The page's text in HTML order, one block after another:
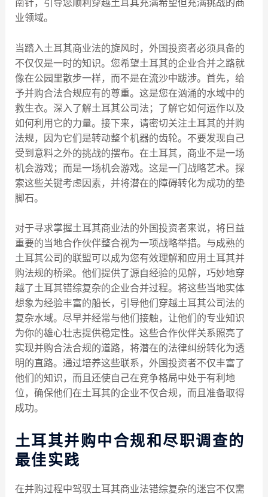
南针，引导您顺利穿越土耳其充满希望但充满挑战的商
业领域。
当踏入土耳其商业法的旋风时，外国投资者必须具备的
不仅仅是一时的知识。您希望土耳其的企业合并之路就
像在公园里散步一样，而不是在流沙中跋涉。首先，给
予并购合法合规应有的尊重。这是您在汹涌的水域中的
救生衣。深入了解土耳其公司法；了解它如何运作以及
如何利用它的力量。接下来，请密切关注土耳其的并购
法规，因为它们是转动整个机器的齿轮。不要发现自己
受到意料之外的挑战的摆布。在土耳其，商业不是一场
机会游戏；而是一场机会游戏。这是一门战略艺术。探
索这些关键考虑因素，并将潜在的障碍转化为成功的垫
脚石。
对于寻求掌握土耳其商业法的外国投资者来说，将日益
重要的当地合作伙伴整合视为一项战略举措。与成熟的
土耳其公司的联盟可以成为您有效理解和应用土耳其并
购法规的桥梁。他们提供了源自经验的见解，巧妙地穿
越了土耳其错综复杂的企业合并过程。将这些当地实体
想象为经验丰富的船长，引导他们穿越土耳其公司法的
复杂水域。尽早并经常与他们接触，让他们的专业知识
为你的雄心壮志提供稳定性。这些合作伙伴关系照亮了
实现并购合法合规的道路，将潜在的法律纠纷转化为透
明的直路。通过培养这些联系，外国投资者不仅丰富了
他们的知识，而且还使自己在竞争格局中处于有利地
位，确保他们在土耳其的企业不仅合规，而且准备取得
成功。
土耳其并购中合规和尽职调查的
最佳实践
在并购过程中驾驭土耳其商业法错综复杂的迷宫不仅需